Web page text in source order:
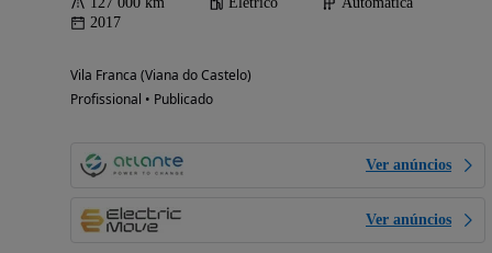
2017
Vila Franca (Viana do Castelo)
Profissional • Publicado
Ver anúncios
Ver anúncios